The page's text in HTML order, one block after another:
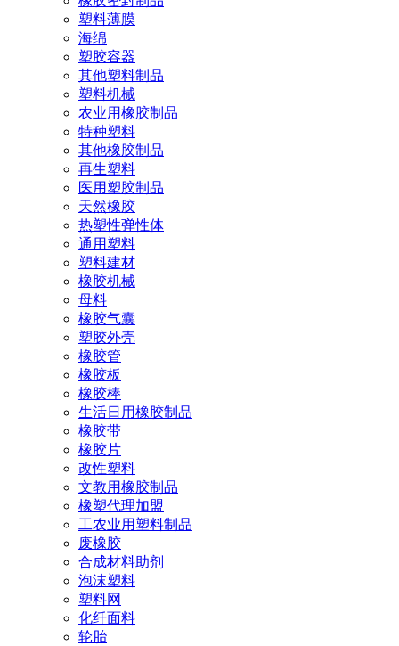
塑料薄膜
海绵
塑胶容器
其他塑料制品
塑料机械
农业用橡胶制品
特种塑料
其他橡胶制品
再生塑料
医用塑胶制品
天然橡胶
热塑性弹性体
通用塑料
塑料建材
橡胶机械
母料
橡胶气囊
塑胶外壳
橡胶管
橡胶板
橡胶棒
生活日用橡胶制品
橡胶带
橡胶片
改性塑料
文教用橡胶制品
橡塑代理加盟
工农业用塑料制品
废橡胶
合成材料助剂
泡沫塑料
塑料网
化纤面料
轮胎